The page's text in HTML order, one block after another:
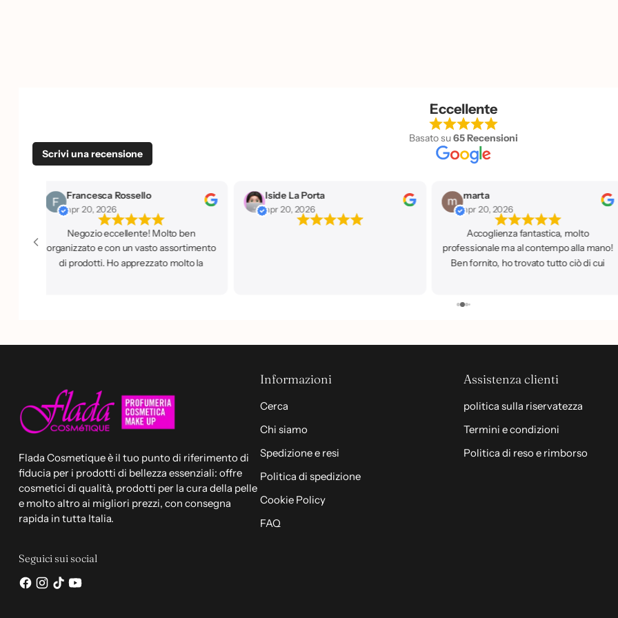
Eccellente
Basato su 65 Recensioni
Scrivi una recensione
Iside La Porta
apr 20, 2026
marta
apr 20, 2026
valeria lo voi
apr 20, 2026
Ho trovato tutti i prodotti che cercavo,
personale gentilissimo e super
preparato! È diventata il mio negozio di
Flada Cosmetique è il tuo punto di riferimento di
fiducia per i prodotti di bellezza essenziali: offre
cosmetici di qualità, prodotti per la cura della pelle
e molto altro ai migliori prezzi, con consegna
rapida in tutta Italia.
Seguici sui social
Informazioni
Cerca
Chi siamo
Spedizione e resi
Politica di spedizione
Cookie Policy
FAQ
Assistenza clienti
politica sulla riservatezza
Termini e condizioni
Politica di reso e rimborso